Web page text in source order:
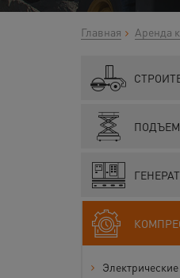
Главная Аренда